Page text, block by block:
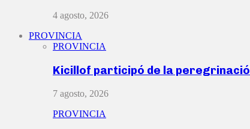
4 agosto, 2026
PROVINCIA
PROVINCIA
Kicillof participó de la
7 agosto, 2026
PROVINCIA